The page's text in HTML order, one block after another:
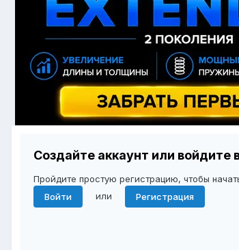
Создайте аккаунт или войдите
Пройдите простую регистрацию, чтобы
Войти
или Регистрация